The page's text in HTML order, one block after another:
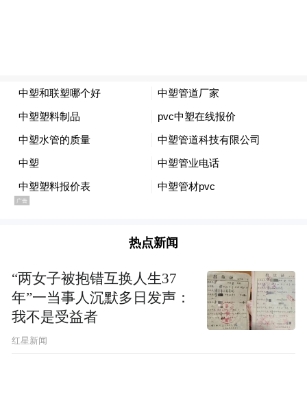
热点新闻
“两女子被抱错互换人生37
年”一当事人沉默多日发声：
我不是受益者
红星新闻